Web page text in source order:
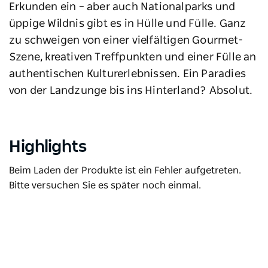
Erkunden ein – aber auch Nationalparks und
üppige Wildnis gibt es in Hülle und Fülle. Ganz
zu schweigen von einer vielfältigen Gourmet-
Szene, kreativen Treffpunkten und einer Fülle an
authentischen Kulturerlebnissen. Ein Paradies
von der Landzunge bis ins Hinterland? Absolut.
Highlights
Beim Laden der Produkte ist ein Fehler aufgetreten.
Bitte versuchen Sie es später noch einmal.